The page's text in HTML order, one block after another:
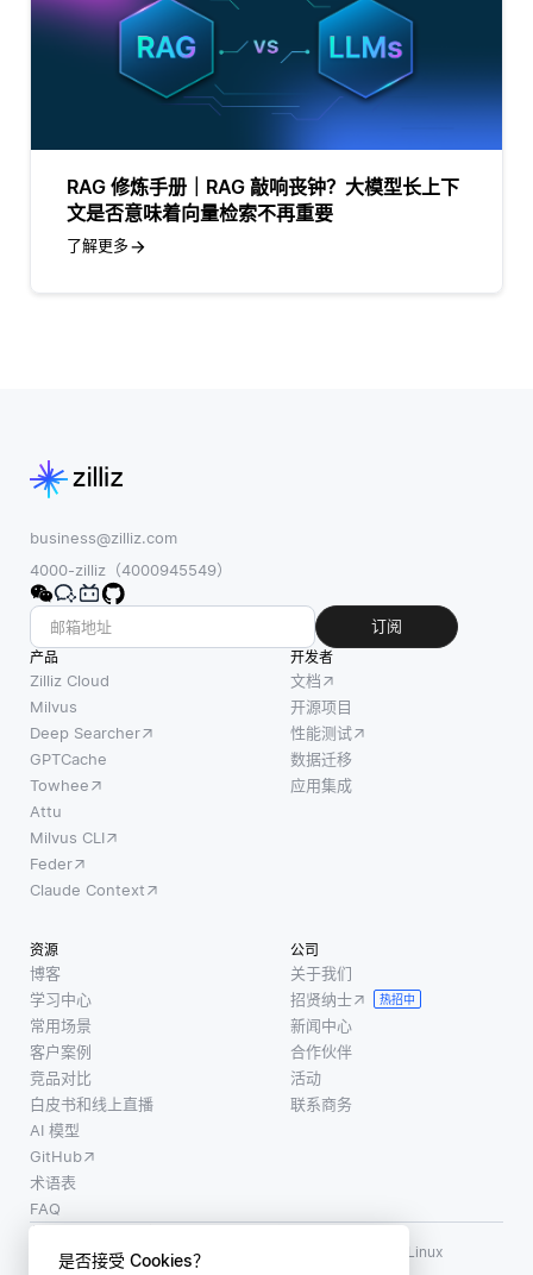
是否接受 Cookies？
RAG 修炼手册｜RAG 敲响丧钟？大模型长上下
文是否意味着向量检索不再重要
了解更多
business@zilliz.com
4000-zilliz（4000945549）
订阅
产品
Zilliz Cloud
Milvus
Deep Searcher
GPTCache
Towhee
Attu
Milvus CLI
Feder
Claude Context
开发者
文档
开源项目
性能测试
数据迁移
应用集成
资源
博客
学习中心
常用场景
客户案例
竞品对比
白皮书和线上直播
AI 模型
GitHub
术语表
FAQ
公司
关于我们
招贤纳士
热招中
新闻中心
合作伙伴
活动
联系商务
使用条款
LF AI、LF AI & Data、Milvus，以及相关的开源项目名称为 Linux